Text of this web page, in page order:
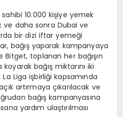
10.000 kişiye yemek
ve daha sonra Dubai ve
bir dizi iftar yemeği
bağış yaparak kampanyaya
Bitget, toplanan her bağışın
bağış miktarını iki
La Liga işbirliği kapsamında
artırmaya çıkarılacak ve
bağış kampanyasına
yardım ulaştırılması